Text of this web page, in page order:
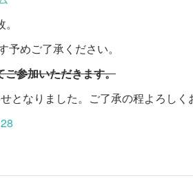
めご了承ください。
ご参加いただきます。
なりました。ご了承の程よろしく